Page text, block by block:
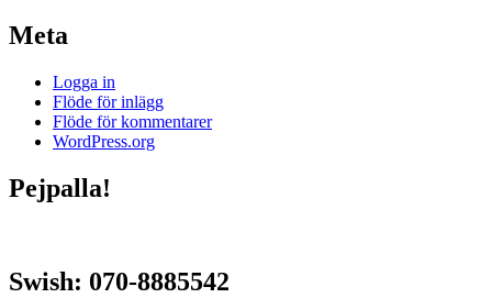
Meta
Logga in
Flöde för inlägg
Flöde för kommentarer
WordPress.org
Pejpalla!
Swish: 070-8885542